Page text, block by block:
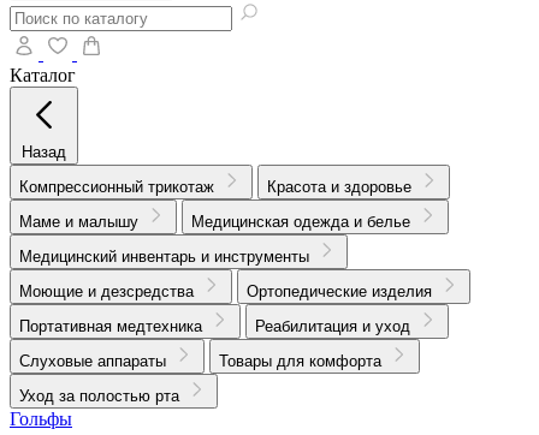
Каталог
Назад
Компрессионный трикотаж
Красота и здоровье
Маме и малышу
Медицинская одежда и белье
Медицинский инвентарь и инструменты
Моющие и дезсредства
Ортопедические изделия
Портативная медтехника
Реабилитация и уход
Слуховые аппараты
Товары для комфорта
Уход за полостью рта
Гольфы